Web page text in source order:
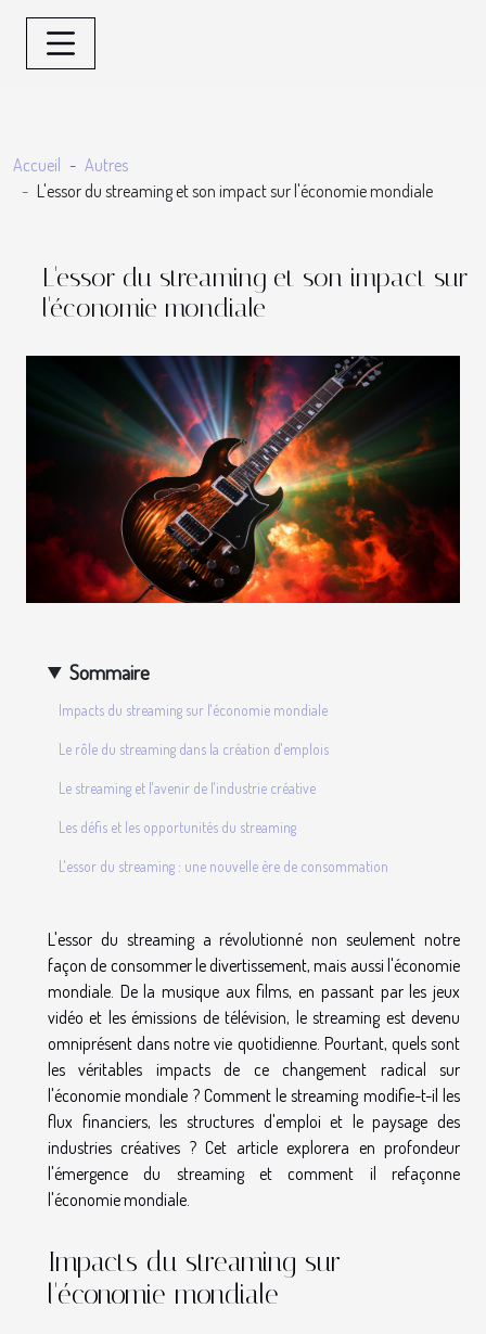
Accueil
Autres
L'essor du streaming et son impact sur l'économie mondiale
L'essor du streaming et son impact sur
l'économie mondiale
Sommaire
Impacts du streaming sur l'économie mondiale
Le rôle du streaming dans la création d'emplois
Le streaming et l'avenir de l'industrie créative
Les défis et les opportunités du streaming
L'essor du streaming : une nouvelle ère de consommation
L'essor du streaming a révolutionné non seulement notre
façon de consommer le divertissement, mais aussi l'économie
mondiale. De la musique aux films, en passant par les jeux
vidéo et les émissions de télévision, le streaming est devenu
omniprésent dans notre vie quotidienne. Pourtant, quels sont
les véritables impacts de ce changement radical sur
l'économie mondiale ? Comment le streaming modifie-t-il les
flux financiers, les structures d'emploi et le paysage des
industries créatives ? Cet article explorera en profondeur
l'émergence du streaming et comment il refaçonne
l'économie mondiale.
Impacts du streaming sur
l'économie mondiale